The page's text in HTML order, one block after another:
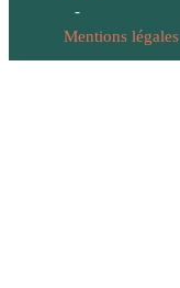
-
Mentions légales